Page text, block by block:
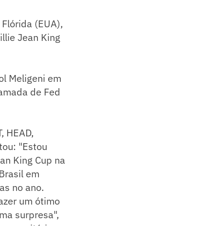
(EUA),
Jean King
Meligeni em
de Fed
HEAD,
"Estou
King Cup na
em
no ano.
um ótimo
surpresa",